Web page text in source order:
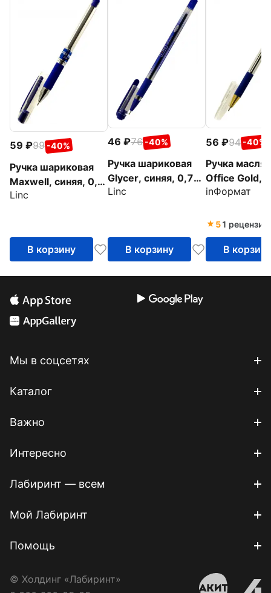
59 99 -40%
Ручка шариковая
Maxwell, синяя, 0,7
мм
Linc
В корзину
46 76 -40%
Ручка шариковая
Glycer, синяя, 0,7
мм
Linc
В корзину
56 94 -40%
Ручка
Office Gold,
0,5 мм
inФормат
51 рецензия
В корзину
Мы в соцсетях
Каталог
Важно
Интересно
Лабиринт — всем
Мой Лабиринт
Помощь
© Холдинг «Лабиринт»